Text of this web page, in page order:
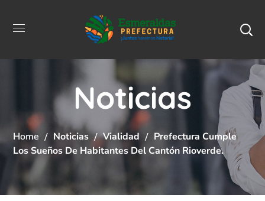
Noticias
Home Noticias Vialidad
Prefectura Cumple
Los Sueños De Habitantes Del Cantón Rioverde.